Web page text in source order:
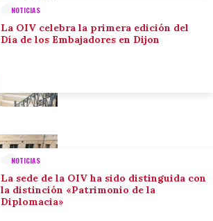
NOTICIAS
La OIV celebra la primera edición del
Día de los Embajadores en Dijon
NOTICIAS
La sede de la OIV ha sido distinguida con
la distinción «Patrimonio de la
Diplomacia»